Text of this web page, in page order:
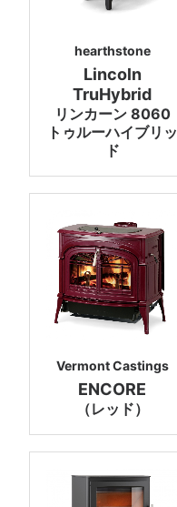
hearthstone
Lincoln
TruHybrid
リンカーン 8060
トゥルーハイブリッ
ド
Vermont Castings
ENCORE
（レッド）